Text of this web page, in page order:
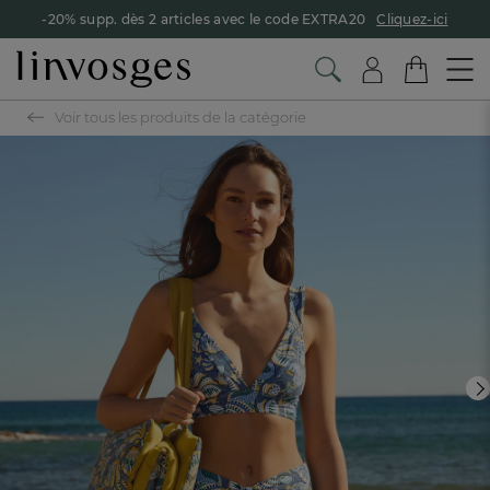
-20% supp. dès 2 articles avec le code EXTRA20 Cliquez-ici
Voir tous les produits de la catégorie